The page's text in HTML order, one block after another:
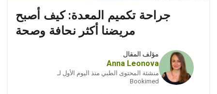
جراحة تكميم المعدة: كيف أصبح
مريضنا أكثر نحافة وصحة
مؤلف المقال
Anna Leonova
منشئة المحتوى الطبي منذ اليوم الأول لـ
Bookimed